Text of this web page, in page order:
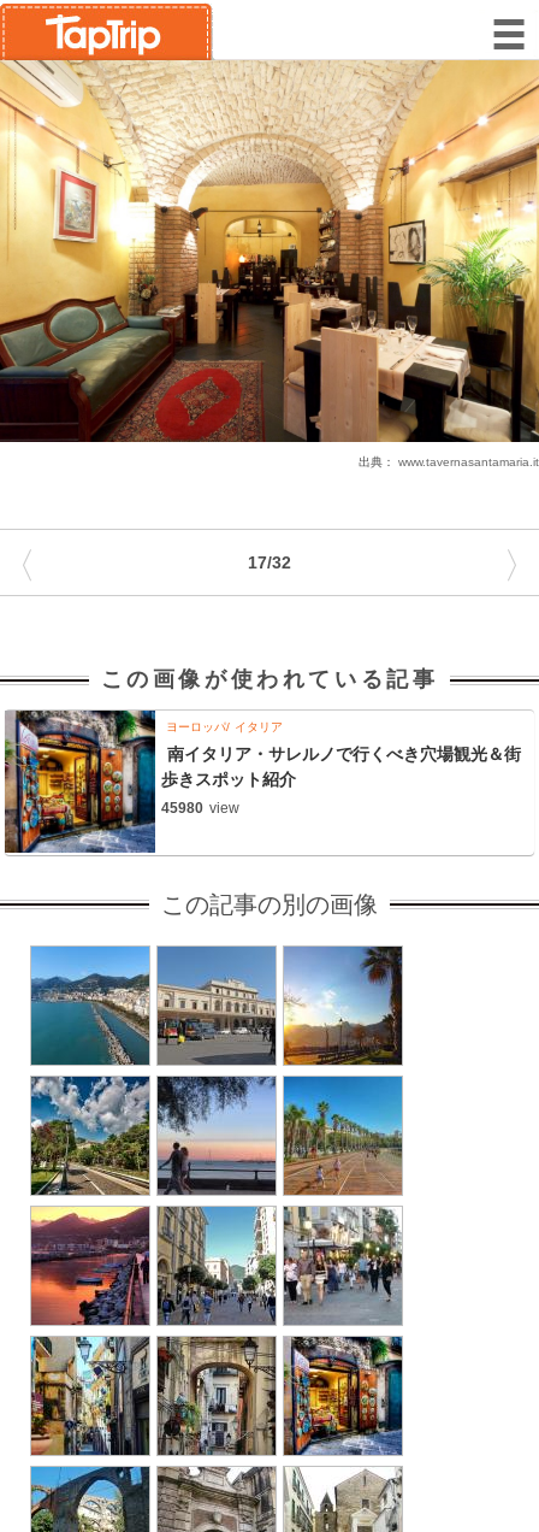
出典： www.tavernasantamaria.it
17/32
〈 〉
この画像が使われている記事
ヨーロッパ イタリア
南イタリア・サレルノで行くべき穴場観光＆街
歩きスポット紹介
45980 view
この記事の別の画像